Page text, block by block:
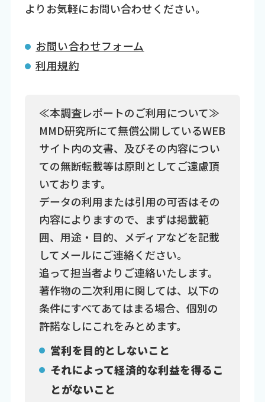
よりお気軽にお問い合わせください。
お問い合わせフォーム
利用規約
≪本調査レポートのご利用について≫
MMD研究所にて無償公開しているWEB
サイト内の文書、及びその内容につい
ての無断転載等は原則としてご遠慮頂
いております。
データの利用または引用の可否はその
内容によりますので、まずは掲載範
囲、用途・目的、メディアなどを記載
してメールにご連絡ください。
追って担当者よりご連絡いたします。
著作物の二次利用に関しては、以下の
条件にすべてあてはまる場合、個別の
許諾なしにこれをみとめます。
営利を目的としないこと
それによって経済的な利益を得るこ
とがないこと